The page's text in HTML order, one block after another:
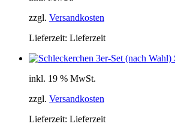
zzgl. Versandkosten
Lieferzeit: Lieferzeit
inkl. 19 % MwSt.
zzgl. Versandkosten
Lieferzeit: Lieferzeit